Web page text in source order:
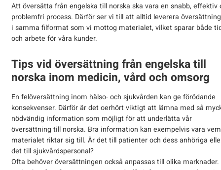
Att översätta från engelska till norska ska vara en snabb, effektiv
problemfri process. Därför ser vi till att alltid leverera
i samma filformat som vi mottog materialet, vilket sparar både
och arbete för våra kunder.
Tips vid översättning från engelska till
norska inom medicin, vård och omsorg
En felöversättning inom hälso- och sjukvården kan ge förödande
konsekvenser. Därför är det oerhört viktigt att lämna med så
nödvändig information som möjligt för att underlätta vår
översättning till norska. Bra information kan exempelvis vara vem
materialet riktar sig till. Är det till patienter och dess anhöriga
det till sjukvårdspersonal?
Ofta behöver översättningen också anpassas till olika marknader.